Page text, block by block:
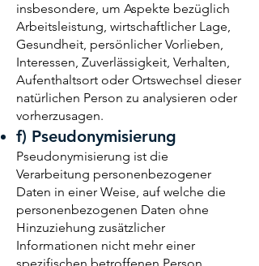
insbesondere, um Aspekte bezüglich
Arbeitsleistung, wirtschaftlicher Lage,
Gesundheit, persönlicher Vorlieben,
Interessen, Zuverlässigkeit, Verhalten,
Aufenthaltsort oder Ortswechsel dieser
natürlichen Person zu analysieren oder
vorherzusagen.
f) Pseudonymisierung
Pseudonymisierung ist die
Verarbeitung personenbezogener
Daten in einer Weise, auf welche die
personenbezogenen Daten ohne
Hinzuziehung zusätzlicher
Informationen nicht mehr einer